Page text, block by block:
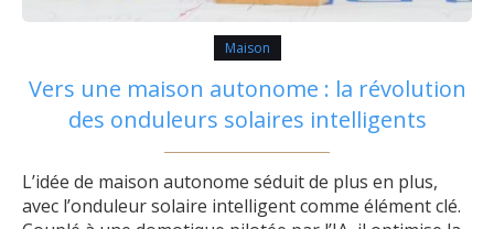
Maison
Vers une maison autonome : la révolution
des onduleurs solaires intelligents
L’idée de maison autonome séduit de plus en plus,
avec l’onduleur solaire intelligent comme élément clé.